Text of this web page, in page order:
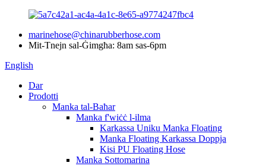
marinehose@chinarubberhose.com
Mit-Tnejn sal-Ġimgħa: 8am sas-6pm
English
Dar
Prodotti
Manka tal-Baħar
Manka f'wiċċ l-ilma
Karkassa Uniku Manka Floating
Manka Floating Karkassa Doppja
Kisi PU Floating Hose
Manka Sottomarina